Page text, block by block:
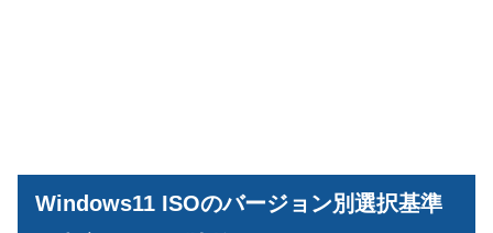
Windows11 ISOのバージョン別選択基準